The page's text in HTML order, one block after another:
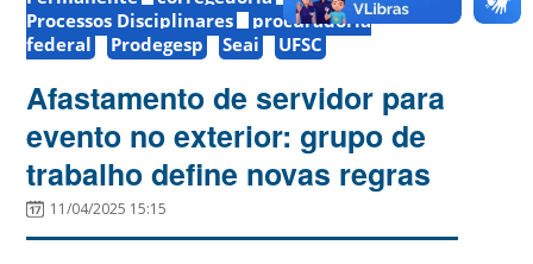
Processos Disciplinares
procuradoria
federal
Prodegesp Seai UFSC
Afastamento de servidor para
evento no exterior: grupo de
trabalho define novas regras
11/04/2025 15:15